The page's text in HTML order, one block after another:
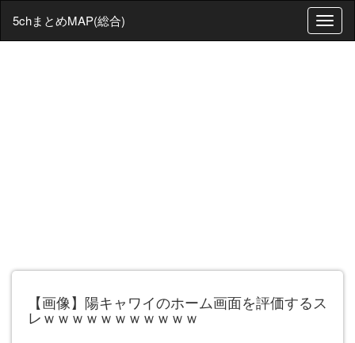
T
o
5chまとめMAP(総合)
【画像】陽キャワイのホーム画面を評価するス
レｗｗｗｗｗｗｗｗｗｗｗ